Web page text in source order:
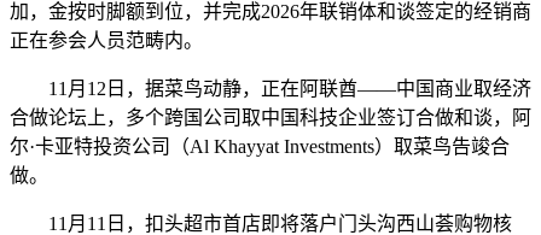
加，金按时脚额到位，并完成2026年联销体和谈签定的经销商
正在参会人员范畴内。
11月12日，据菜鸟动静，正在阿联酋——中国商业取经济
合做论坛上，多个跨国公司取中国科技企业签订合做和谈，阿
尔·卡亚特投资公司（Al Khayyat Investments）取菜鸟告竣合
做。
11月11日，扣头超市首店即将落户门头沟西山荟购物核